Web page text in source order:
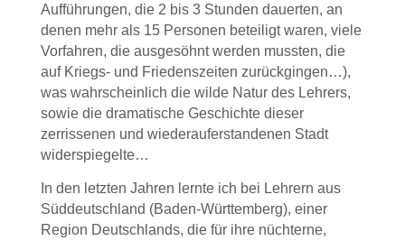
Aufführungen, die 2 bis 3 Stunden dauerten, an
denen mehr als 15 Personen beteiligt waren, viele
Vorfahren, die ausgesöhnt werden mussten, die
auf Kriegs- und Friedenszeiten zurückgingen…),
was wahrscheinlich die wilde Natur des Lehrers,
sowie die dramatische Geschichte dieser
zerrissenen und wiederauferstandenen Stadt
widerspiegelte…
In den letzten Jahren lernte ich bei Lehrern aus
Süddeutschland (Baden-Württemberg), einer
Region Deutschlands, die für ihre nüchterne,